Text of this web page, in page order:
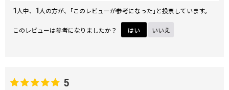
1人中、 1人の方が、｢このレビューが参考になった｣と投票しています。
このレビューは参考になりましたか？ はい いいえ
5